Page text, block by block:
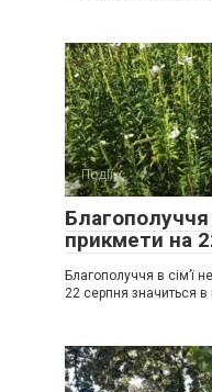
Події
Благополуччя
прикмети на
Благополуччя в сім’ї
22 серпня значиться